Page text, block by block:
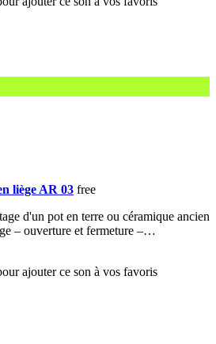
liège AR 03 free
d'un pot en terre ou céramique ancien
– ouverture et fermeture –…